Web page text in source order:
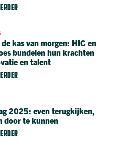
de kas van morgen: HIC en
bundelen hun krachten
en talent
2025: even terugkijken,
door te kunnen